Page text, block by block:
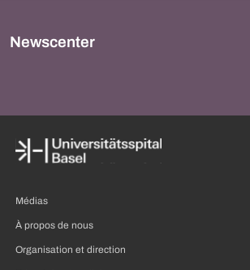
Newscenter
Médias
À propos de nous
Organisation et direction